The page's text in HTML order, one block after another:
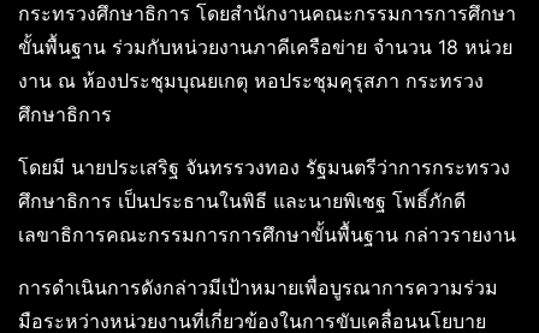
กระทรวงศึกษาธิการ โดยสำนักงานคณะกรรมการการศึกษา
ขั้นพื้นฐาน ร่วมกับหน่วยงานภาคีเครือข่าย จำนวน 18 หน่วย
งาน ณ ห้องประชุมบุณยเกตุ หอประชุมคุรุสภา กระทรวง
ศึกษาธิการ
โดยมี นายประเสริฐ จันทรรวงทอง รัฐมนตรีว่าการกระทรวง
ศึกษาธิการ เป็นประธานในพิธี และนายพิเชฐ โพธิ์ภักดี
เลขาธิการคณะกรรมการการศึกษาขั้นพื้นฐาน กล่าวรายงาน
การดำเนินการดังกล่าวมีเป้าหมายเพื่อบูรณาการความร่วม
มือระหว่างหน่วยงานที่เกี่ยวข้องในการขับเคลื่อนนโยบาย